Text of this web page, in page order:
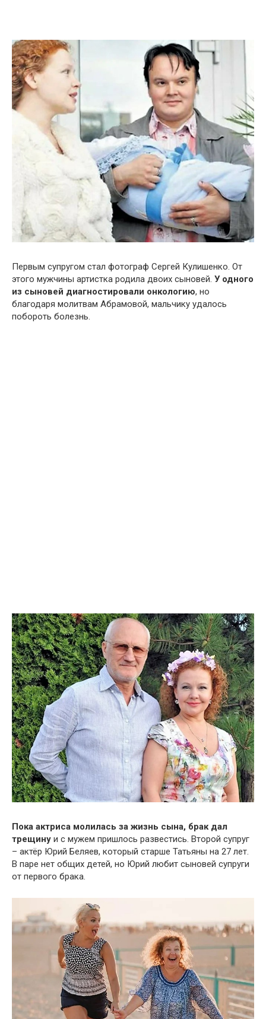
Первым супругом стал фотограф Сергей Кулишенко. От
этого мужчины артистка родила двоих сыновей. У одного
из сыновей диагностировали онкологию, но
благодаря молитвам Абрамовой, мальчику удалось
побороть болезнь.
Пока актриса молилась за жизнь сына, брак дал
трещину и с мужем пришлось развестись. Второй супруг
– актёр Юрий Беляев, который старше Татьяны на 27 лет.
В паре нет общих детей, но Юрий любит сыновей супруги
от первого брака.